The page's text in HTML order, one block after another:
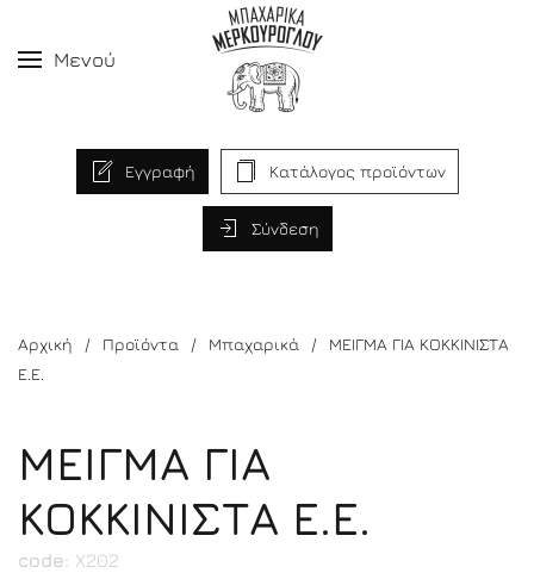
Μενού
Εγγραφή Κατάλογος προϊόντων
Σύνδεση
Αρχική Προϊόντα Μπαχαρικά
ΜΕΙΓΜΑ ΓΙΑ ΚΟΚΚΙΝΙΣΤΑ
Ε.Ε.
ΜΕΙΓΜΑ ΓΙΑ
ΚΟΚΚΙΝΙΣΤΑ Ε.Ε.
code: Χ202